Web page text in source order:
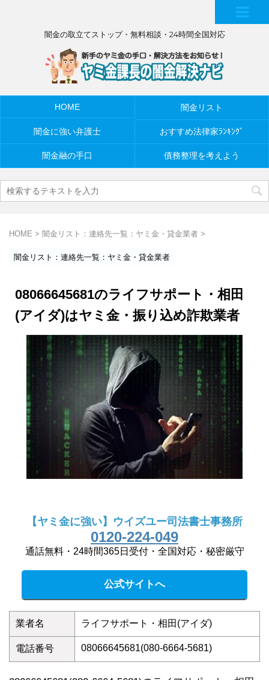
闇金の取立てストップ・無料相談・24時間全国対応
HOME 闇金リスト
闇金に強い弁護士 おすすめ法律家ﾗﾝｷﾝｸﾞ
闇金融の手口 債務整理を考えよう
HOME > 闇金リスト：連絡先一覧：ヤミ金・貸金業者 >
闇金リスト：連絡先一覧：ヤミ金・貸金業者
08066645681のライフサポート・相田
(アイダ)はヤミ金・振り込め詐欺業者
【ヤミ金に強い】ウイズユー司法書士事務所
0120-224-049
通話無料・24時間365日受付・全国対応・秘密厳守
公式サイトへ
業者名 ライフサポート・相田(アイダ)
電話番号 08066645681(080-6664-5681)